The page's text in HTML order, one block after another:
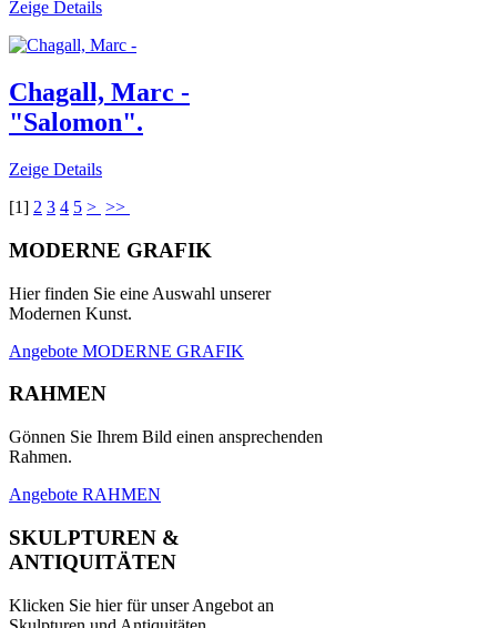
Zeige Details
Chagall, Marc -
"Salomon".
Zeige Details
[1] 2 3 4 5 > >>
MODERNE GRAFIK
Hier finden Sie eine Auswahl unserer
Modernen Kunst.
Angebote MODERNE GRAFIK
RAHMEN
Gönnen Sie Ihrem Bild einen ansprechenden
Rahmen.
Angebote RAHMEN
SKULPTUREN &
ANTIQUITÄTEN
Klicken Sie hier für unser Angebot an